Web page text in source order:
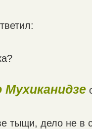
тыщи, дело не в